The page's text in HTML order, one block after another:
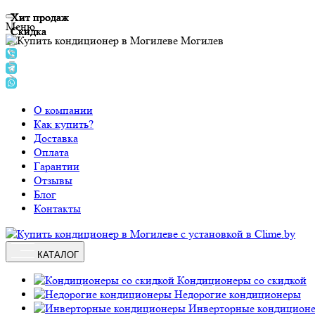
Меню
Могилев
О компании
Как купить?
Доставка
Оплата
Гарантии
Отзывы
Блог
Контакты
КАТАЛОГ
Кондиционеры со скидкой
Недорогие кондиционеры
Инверторные
Хит продаж
Скидка
Хит продаж
Скидка
Хит продаж
Хит продаж
Скидка